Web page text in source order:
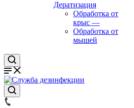
Дератизация
Обработка от
крыс —
Обработка от
мышей